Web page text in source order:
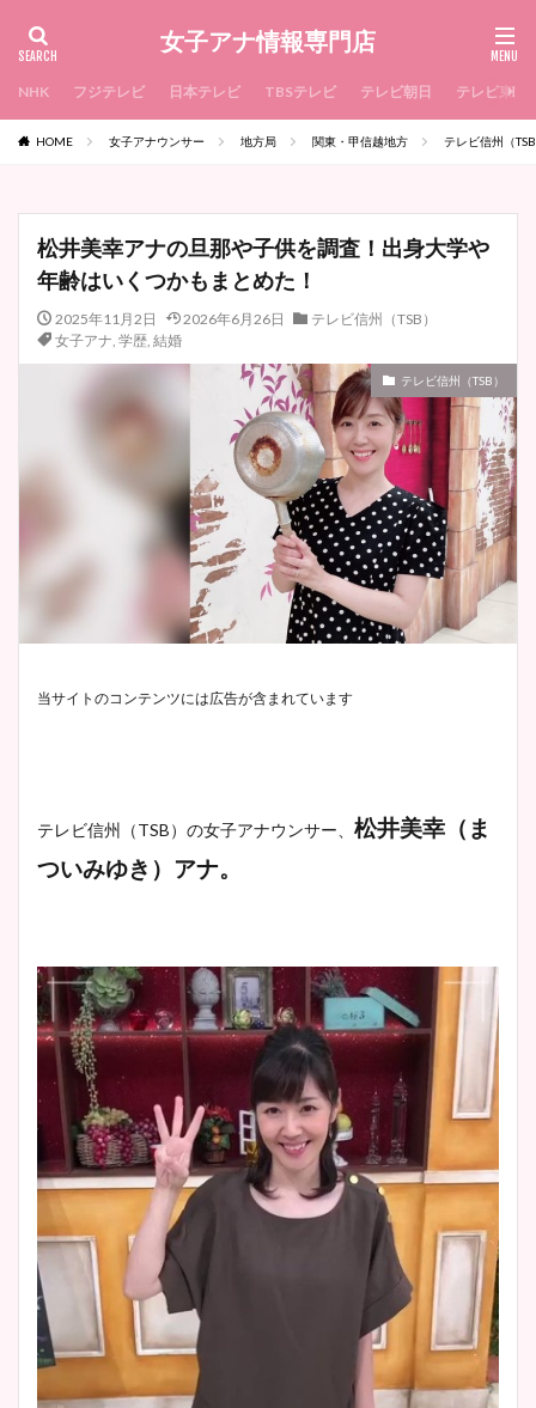
女子アナ情報専門店
NHK フジテレビ 日本テレビ TBSテレビ テレビ朝日 テレビ東京
HOME 女子アナウンサー 地方局 関東・甲信越地方 テレビ信州（
松井美幸アナの旦那や子供を調査！出身大学や
年齢はいくつかもまとめた！
2025年11月2日 2026年6月26日
テレビ信州（TSB）
女子アナ, 学歴, 結婚
テレビ信州（TSB）
当サイトのコンテンツには広告が含まれています
テレビ信州（TSB）の女子アナウンサー、 松井美幸（ま
ついみゆき）アナ。